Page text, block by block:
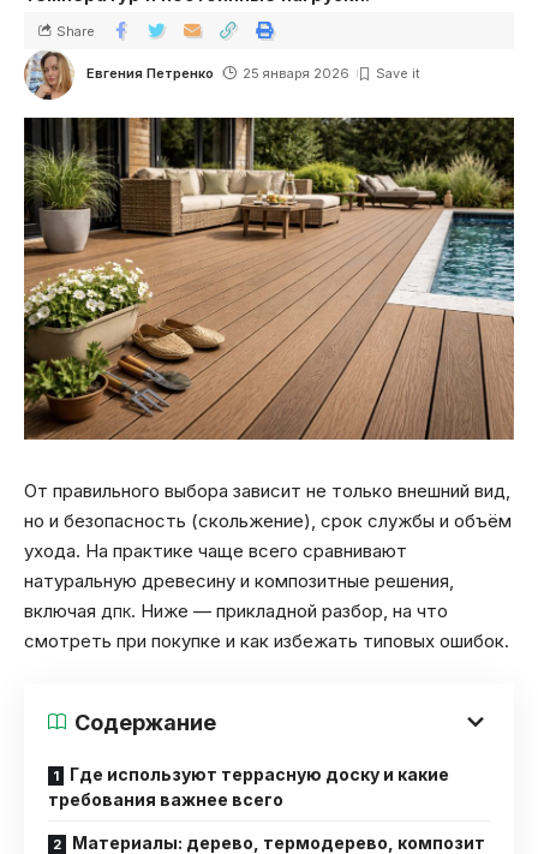
Евгения Петренко 25 января 2026
Share
От правильного выбора зависит не только внешний вид,
но и безопасность (скольжение), срок службы и объём
ухода. На практике чаще всего сравнивают
натуральную древесину и композитные решения,
включая ДПК. Ниже — прикладной разбор, на что
смотреть при покупке и как избежать типовых ошибок.
Содержание
Где используют террасную доску и какие
требования важнее всего
Материалы: дерево, термодерево, композит